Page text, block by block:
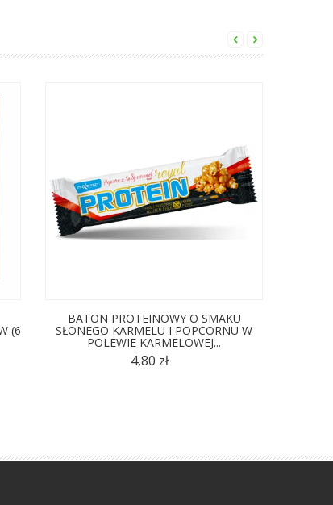
(6
BATON PROTEINOWY O SMAKU
SŁONEGO KARMELU I POPCORNU W
POLEWIE KARMELOWEJ...
4,80 zł